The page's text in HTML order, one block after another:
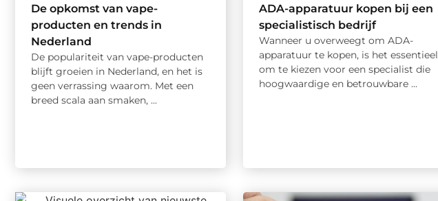
De opkomst van vape-
producten en trends in
Nederland
De populariteit van vape-producten
blijft groeien in Nederland, en het is
geen verrassing waarom. Met een
breed scala aan smaken, ...
ADA-apparatuur kopen bij een
specialistisch bedrijf
Wanneer u overweegt om ADA-
apparatuur te kopen, is het essentieel
om te kiezen voor een specialist die
hoogwaardige en betrouwbare ...